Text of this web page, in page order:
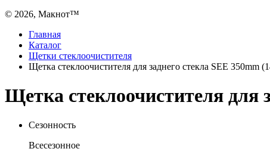
© 2026, Макнот™
Главная
Каталог
Щетки стеклоочистителя
Щетка стеклоочистителя для заднего стекла SEE 350mm
Щетка стеклоочистителя для
Сезонность
Всесезонное